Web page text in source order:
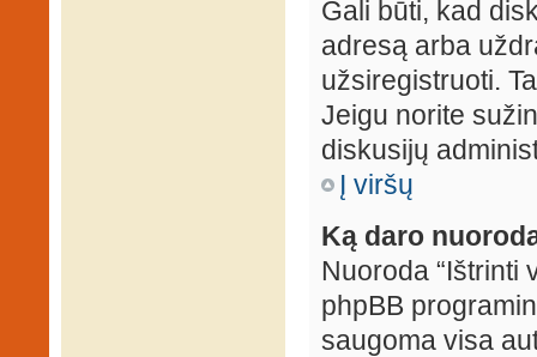
Gali būti, kad
adresą arba
užsiregistruoti.
Jeigu norite
diskusijų
Į viršų
Ką daro
Nuoroda “Ištrinti
phpBB
saugoma visa